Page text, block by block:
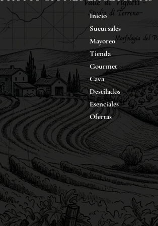
Inicio
Sucursales
Mayoreo
Tienda
Gourmet
Cava
Destilados
Esenciales
Ofertas